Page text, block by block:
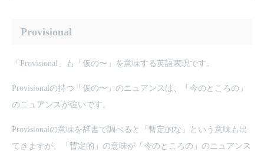
Provisional
「Provisional」も「仮の〜」を意味する英語表現です。
Provisionalの持つ「仮の〜」のニュアンスは、「今のところの」
のニュアンスが強いです。
Provisionalの意味を辞書で調べると「暫定的な」という意味も出
てきますが、「暫定的」の意味が「今のところの」のニュアンス